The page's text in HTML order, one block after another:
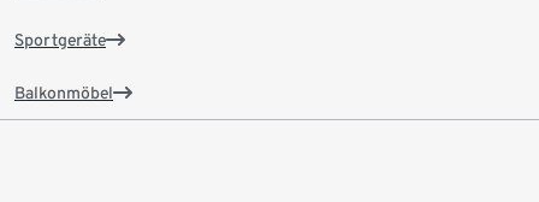
Sportgeräte
Balkonmöbel